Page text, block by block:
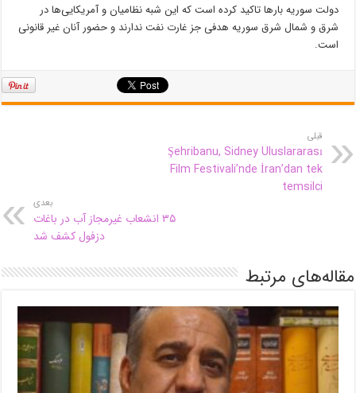
دولت سوریه بارها تاکید کرده است که این شبه نظامیان و آمریکایی‌ها در
شرق و شمال شرق سوریه هدفی جز غارت نفت ندارند و حضور آنان غیر قانونی
است.
قبلی
Şehribanu, Sidney Uluslararası
Film Festivali’nde İran’dan tek
temsilci
بعدی
۳۵ انشعاب غیرمجاز آب در باغات
دزفول کشف شد
مقاله‌های مرتبط